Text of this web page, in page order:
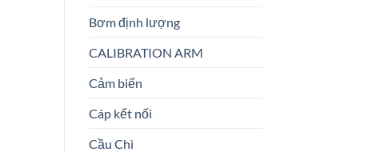
Bơm định lượng
CALIBRATION ARM
Cảm biến
Cáp kết nối
Cầu Chì